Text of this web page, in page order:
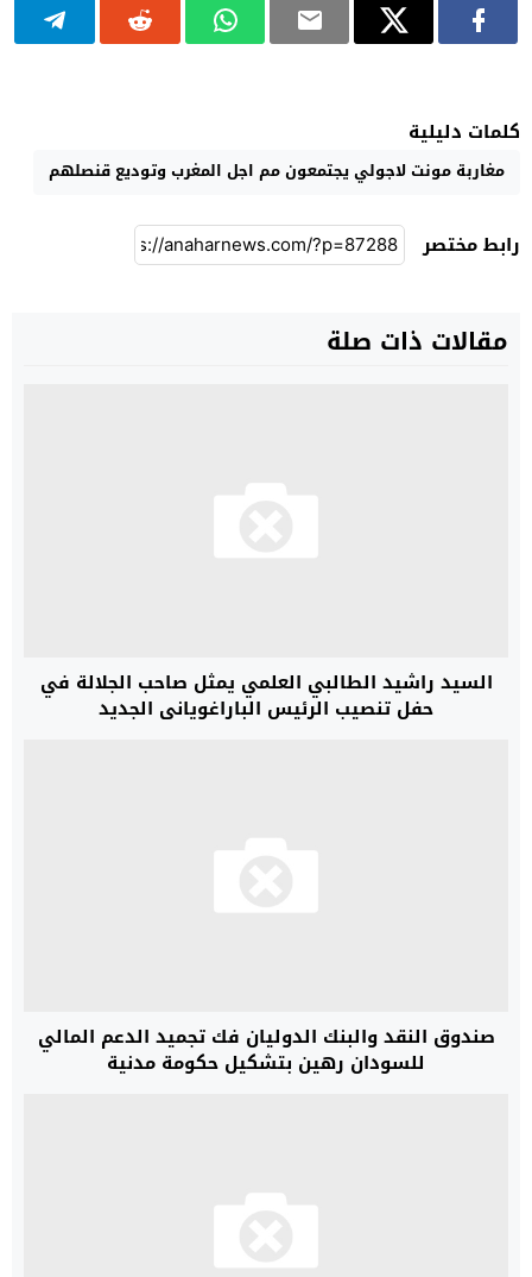
كلمات دليلية
مغاربة مونت لاجولي يجتمعون مم اجل المغرب وتوديع قنصلهم
رابط مختصر
مقالات ذات صلة
السيد راشيد الطالبي العلمي يمثل صاحب الجلالة في
حفل تنصيب الرئيس الباراغوياني الجديد
صندوق النقد والبنك الدوليان فك تجميد الدعم المالي
للسودان رهين بتشكيل حكومة مدنية